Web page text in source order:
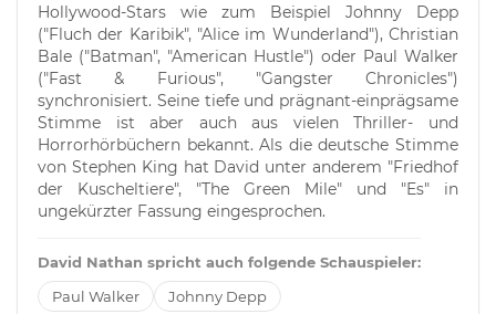
Hollywood-Stars wie zum Beispiel Johnny Depp
("Fluch der Karibik", "Alice im Wunderland"), Christian
Bale ("Batman", "American Hustle") oder Paul Walker
("Fast & Furious", "Gangster Chronicles")
synchronisiert. Seine tiefe und prägnant-einprägsame
Stimme ist aber auch aus vielen Thriller- und
Horrorhörbüchern bekannt. Als die deutsche Stimme
von Stephen King hat David unter anderem "Friedhof
der Kuscheltiere", "The Green Mile" und "Es" in
ungekürzter Fassung eingesprochen.
David Nathan spricht auch folgende Schauspieler:
Paul Walker
Johnny Depp